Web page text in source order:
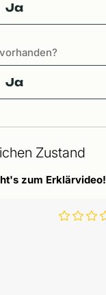
Ja
Ja
Zustand
zum Erklärvideo!